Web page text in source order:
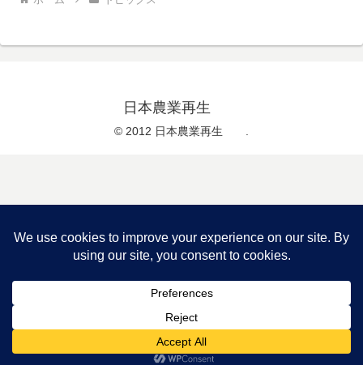
日本農業再生
© 2012 日本農業再生 .
検索